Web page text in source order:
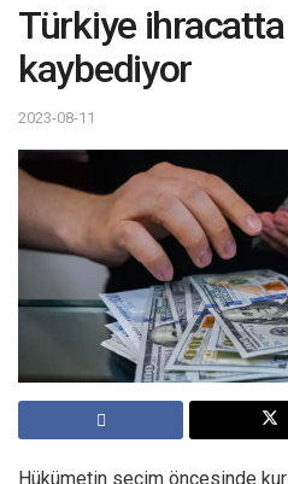
Türkiye
kaybediyor
2023-08-11
Hükümetin seçim öncesinde